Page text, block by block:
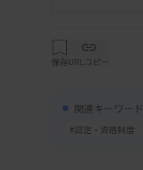
保存URLコピー
関連キーワード
#認定・資格制度